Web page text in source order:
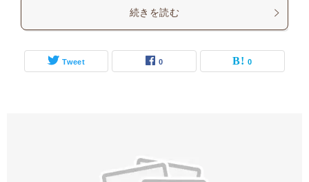
続きを読む
Tweet 0 0